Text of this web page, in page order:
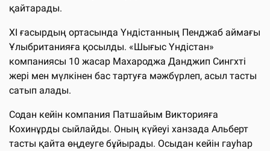
қайтарады.
ХІ ғасырдың ортасында Үндістанның Пенджаб аймағы
Ұлыбританияға қосылды. «Шығыс Үндістан»
компаниясы 10 жасар Махароджа Данджип Сингхті
жері мен мүлкінен бас тартуға мәжбүрлеп, асыл тасты
сатып алады.
Содан кейін компания Патшайым Викторияға
Кохинұрды сыйлайды. Оның күйеуі ханзада Альберт
тасты қайта өңдеуге бұйырады. Осыдан кейін гауһар